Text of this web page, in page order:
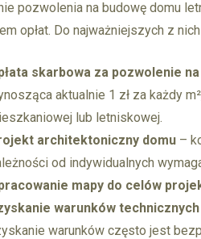
pozwolenia na budowę domu
opłat. Do najważniejszych z
skarbowa za pozwolenie
aktualnie 1 zł za każdy
lub letniskowej.
architektoniczny domu –
od indywidualnych
mapy do celów
warunków
warunków często jest